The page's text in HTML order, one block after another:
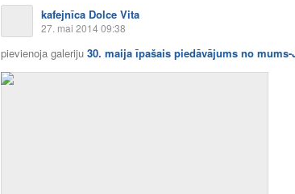
kafejnīca Dolce Vita
27. mai 2014 09:38
pievienoja galeriju 30. maija īpašais piedāvājums no